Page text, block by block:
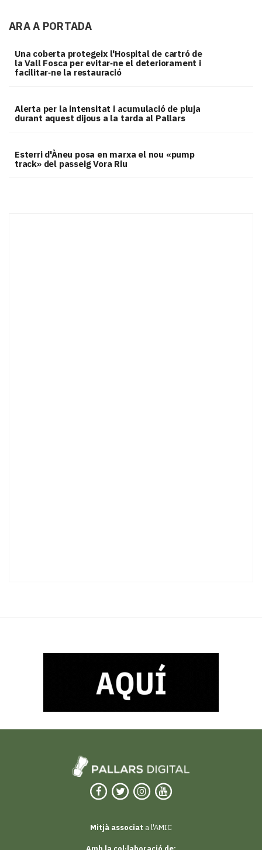
ARA A PORTADA
Una coberta protegeix l'Hospital de cartró de
la Vall Fosca per evitar‑ne el deteriorament i
facilitar‑ne la restauració
Alerta per la intensitat i acumulació de pluja
durant aquest dijous a la tarda al Pallars
Esterri d'Àneu posa en marxa el nou «pump
track» del passeig Vora Riu
Mitjà associat a l'AMIC